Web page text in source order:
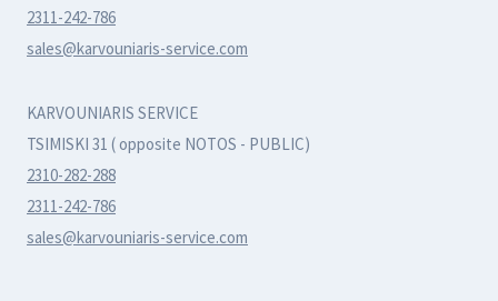
2311-242-786
sales@karvouniaris-service.com
KARVOUNIARIS SERVICE
TSIMISKI 31 ( opposite NOTOS - PUBLIC)
2310-282-288
2311-242-786
sales@karvouniaris-service.com